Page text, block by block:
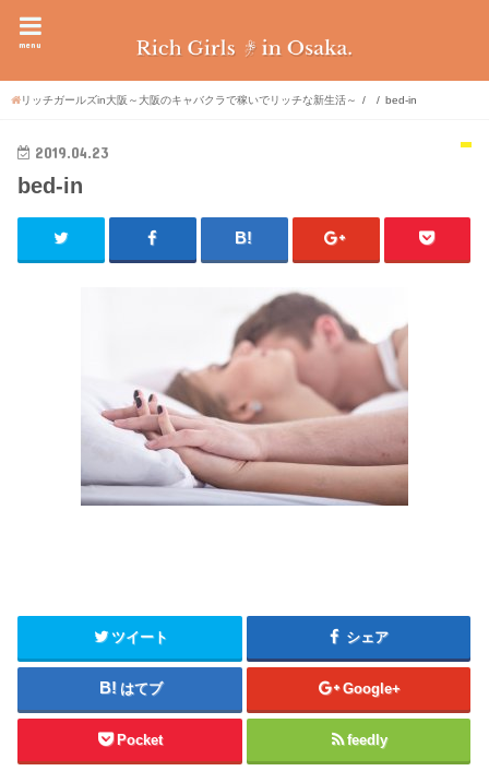
menu
リッチガールズin大阪～大阪のキャバクラで稼いでリッチな新生活～ bed-in
2019.04.23
bed-in
ツイート シェア
はてブ Google+
Pocket feedly